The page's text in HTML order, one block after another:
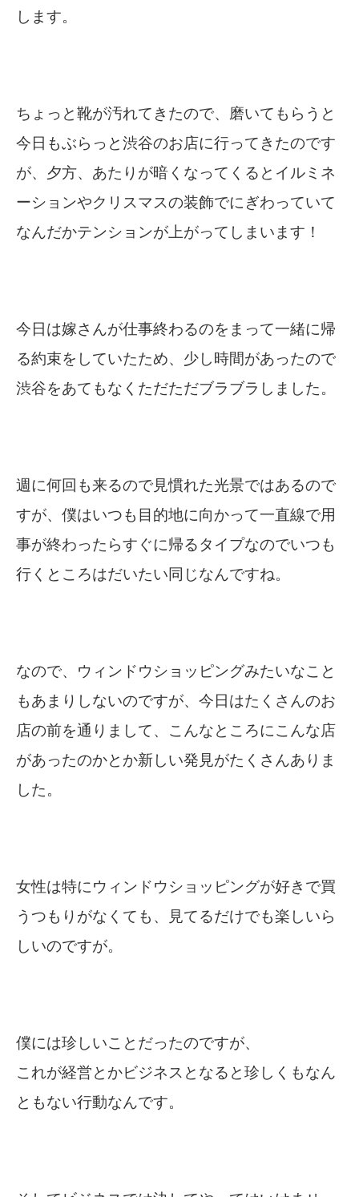
します。
ちょっと靴が汚れてきたので、磨いてもらうと
今日もぶらっと渋谷のお店に行ってきたのです
が、夕方、あたりが暗くなってくるとイルミネ
ーションやクリスマスの装飾でにぎわっていて
なんだかテンションが上がってしまいます！
今日は嫁さんが仕事終わるのをまって一緒に帰
る約束をしていたため、少し時間があったので
渋谷をあてもなくただただブラブラしました。
週に何回も来るので見慣れた光景ではあるので
すが、僕はいつも目的地に向かって一直線で用
事が終わったらすぐに帰るタイプなのでいつも
行くところはだいたい同じなんですね。
なので、ウィンドウショッピングみたいなこと
もあまりしないのですが、今日はたくさんのお
店の前を通りまして、こんなところにこんな店
があったのかとか新しい発見がたくさんありま
した。
女性は特にウィンドウショッピングが好きで買
うつもりがなくても、見てるだけでも楽しいら
しいのですが。
僕には珍しいことだったのですが、
これが経営とかビジネスとなると珍しくもなん
ともない行動なんです。